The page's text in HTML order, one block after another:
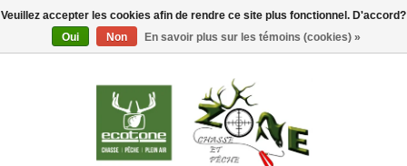
Veuillez accepter les cookies afin de rendre ce site plus fonctionnel. D'accord?
Oui
Non En savoir plus sur les témoins (cookies) »